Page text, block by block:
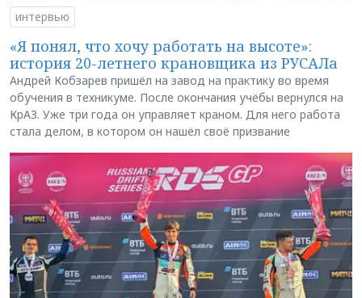
интервью
«Я понял, что хочу работать на высоте»:
история 20-летнего крановщика из РУСАЛа
Андрей Кобзарев пришёл на завод на практику во время
обучения в техникуме. После окончания учёбы вернулся на
КрАЗ. Уже три года он управляет краном. Для него работа
стала делом, в котором он нашёл своё призвание